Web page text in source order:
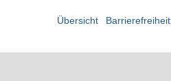
Übersicht Barrierefreiheit